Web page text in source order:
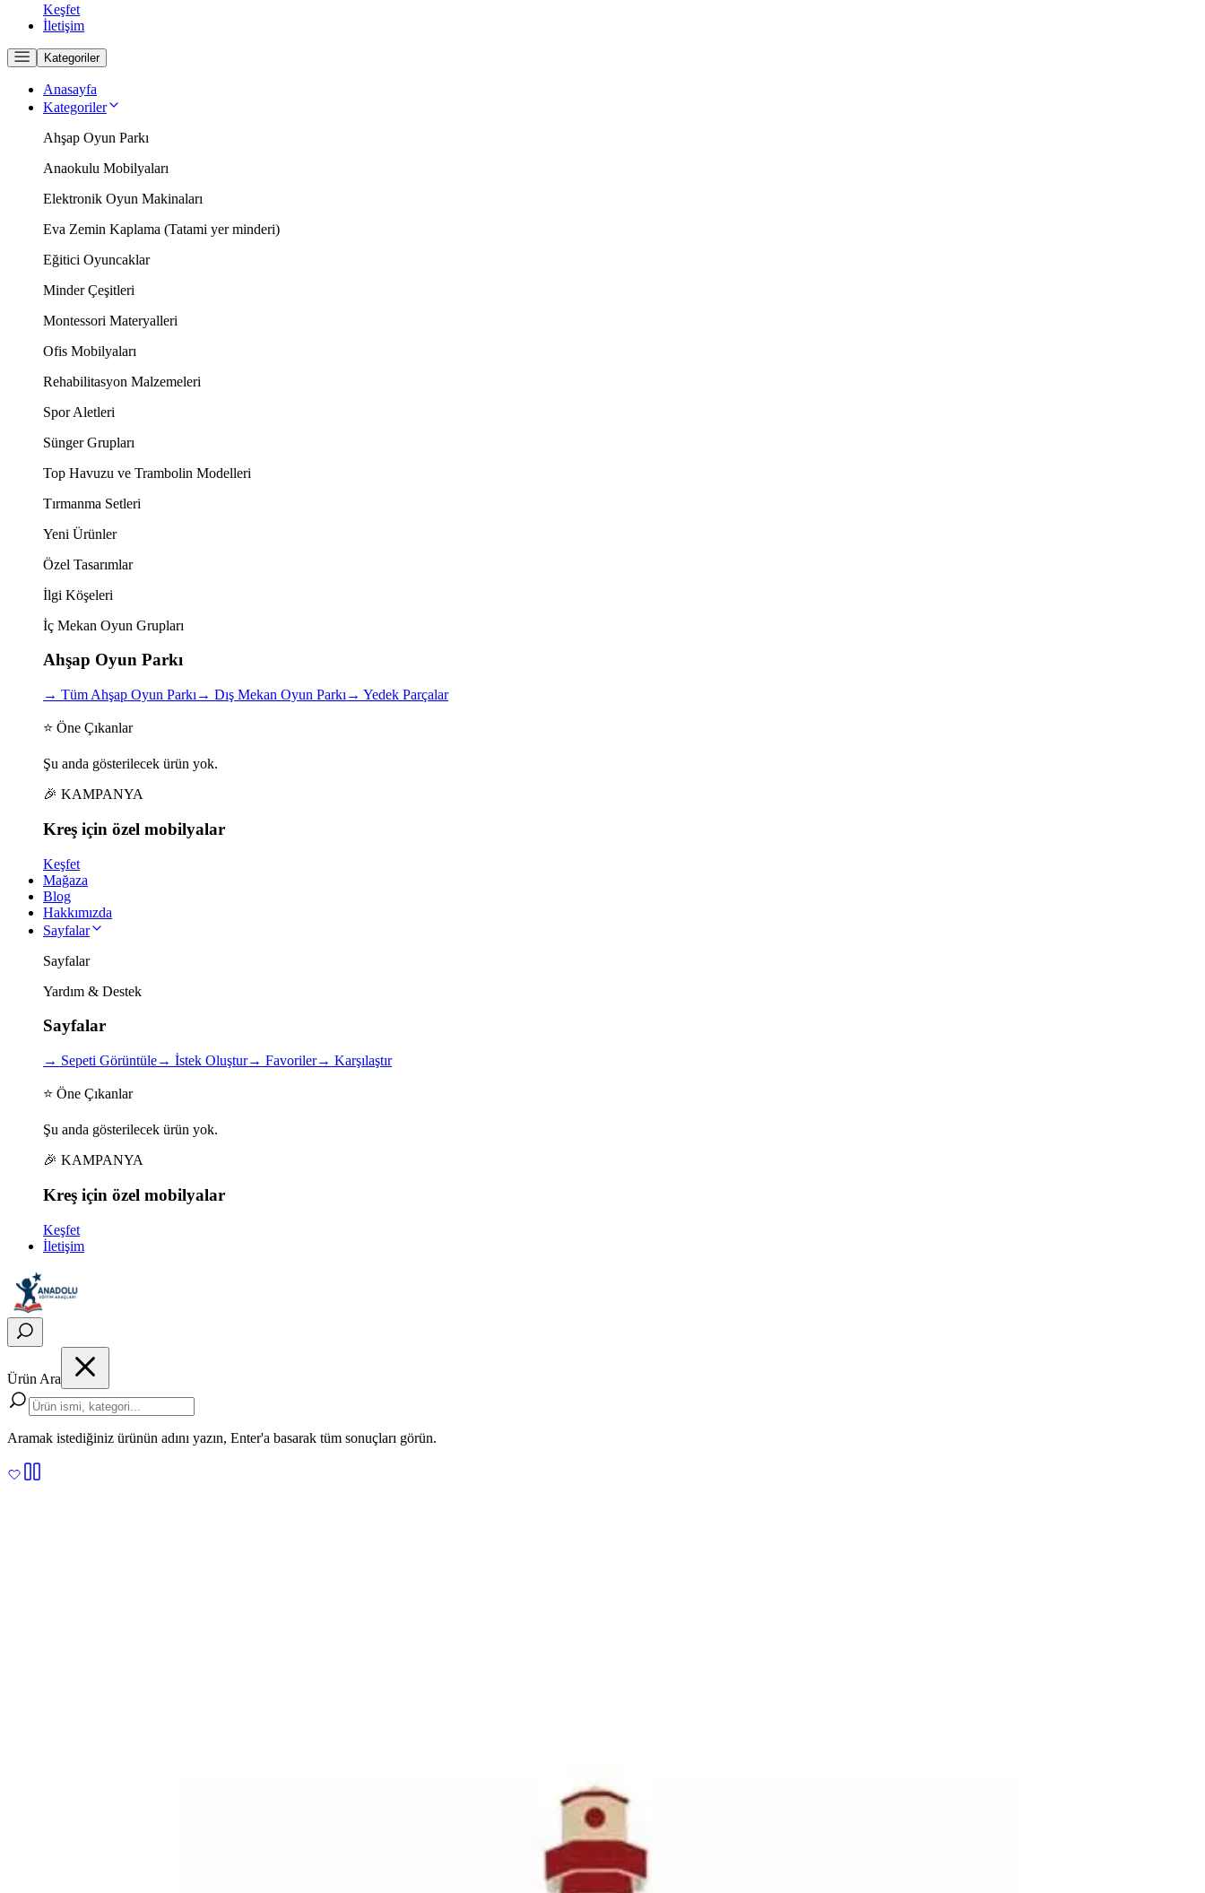
Keşfet
İletişim
Kategoriler
Anasayfa
Kategoriler
Ahşap Oyun Parkı
Anaokulu Mobilyaları
Elektronik Oyun Makinaları
Eva Zemin Kaplama (Tatami yer minderi)
Eğitici Oyuncaklar
Minder Çeşitleri
Montessori Materyalleri
Ofis Mobilyaları
Rehabilitasyon Malzemeleri
Spor Aletleri
Sünger Grupları
Top Havuzu ve Trambolin Modelleri
Tırmanma Setleri
Yeni Ürünler
Özel Tasarımlar
İlgi Köşeleri
İç Mekan Oyun Grupları
Ahşap Oyun Parkı
→ Tüm Ahşap Oyun Parkı → Dış Mekan Oyun Parkı → Yedek Parçalar
⭐ Öne Çıkanlar
Şu anda gösterilecek ürün yok.
🎉 KAMPANYA
Kreş için özel mobilyalar
Keşfet
Mağaza
Blog
Hakkımızda
Sayfalar
Sayfalar
Yardım & Destek
Sayfalar
→ Sepeti Görüntüle→ İstek Oluştur→ Favoriler→ Karşılaştır
⭐ Öne Çıkanlar
Şu anda gösterilecek ürün yok.
🎉 KAMPANYA
Kreş için özel mobilyalar
Keşfet
İletişim
Ürün Ara
Aramak istediğiniz ürünün adını yazın, Enter'a basarak tüm sonuçları görün.